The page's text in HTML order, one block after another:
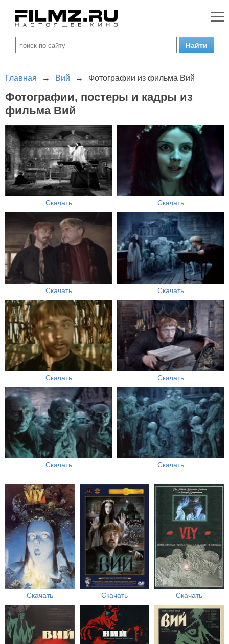
Главная → Вий → Фотографии из фильма Вий
Фотографии, постеры и кадры из
фильма Вий
Скачать Скачать
Скачать Скачать
Скачать Скачать
Скачать Скачать
Скачать Скачать Скачать